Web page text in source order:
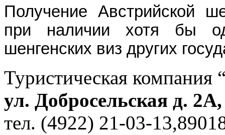
Получение Австрийской
при наличии хотя бы
шенгенских виз других
Туристическая компания
ул. Добросельская д.
тел. (4922) 21-03-